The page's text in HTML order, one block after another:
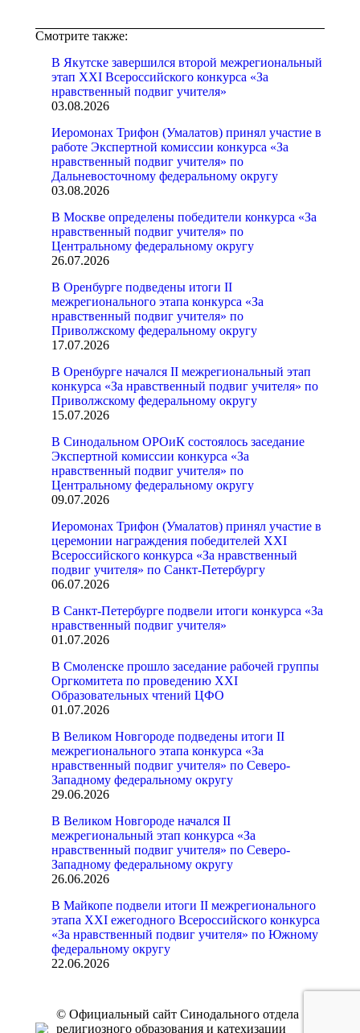
Смотрите также:
В Якутске завершился второй межрегиональный
этап XXI Всероссийского конкурса «За
нравственный подвиг учителя»
03.08.2026
Иеромонах Трифон (Умалатов) принял участие в
работе Экспертной комиссии конкурса «За
нравственный подвиг учителя» по
Дальневосточному федеральному округу
03.08.2026
В Москве определены победители конкурса «За
нравственный подвиг учителя» по
Центральному федеральному округу
26.07.2026
В Оренбурге подведены итоги II
межрегионального этапа конкурса «За
нравственный подвиг учителя» по
Приволжскому федеральному округу
17.07.2026
В Оренбурге начался II межрегиональный этап
конкурса «За нравственный подвиг учителя» по
Приволжскому федеральному округу
15.07.2026
В Синодальном ОРОиК состоялось заседание
Экспертной комиссии конкурса «За
нравственный подвиг учителя» по
Центральному федеральному округу
09.07.2026
Иеромонах Трифон (Умалатов) принял участие в
церемонии награждения победителей XXI
Всероссийского конкурса «За нравственный
подвиг учителя» по Санкт-Петербургу
06.07.2026
В Санкт-Петербурге подвели итоги конкурса «За
нравственный подвиг учителя»
01.07.2026
В Смоленске прошло заседание рабочей группы
Оргкомитета по проведению XXI
Образовательных чтений ЦФО
01.07.2026
В Великом Новгороде подведены итоги II
межрегионального этапа конкурса «За
нравственный подвиг учителя» по Северо-
Западному федеральному округу
29.06.2026
В Великом Новгороде начался II
межрегиональный этап конкурса «За
нравственный подвиг учителя» по Северо-
Западному федеральному округу
26.06.2026
В Майкопе подвели итоги II межрегионального
этапа XXI ежегодного Всероссийского конкурса
«За нравственный подвиг учителя» по Южному
федеральному округу
22.06.2026
© Официальный сайт Синодального отдела
религиозного образования и катехизации